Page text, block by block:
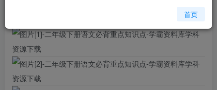
首页